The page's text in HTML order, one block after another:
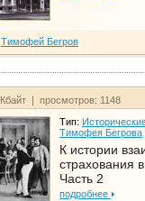
Тимофей Бегров
| просмотров: 1148
Тип:
Тимофея Бегрова
К истории
страхования
Часть 2
подробнее